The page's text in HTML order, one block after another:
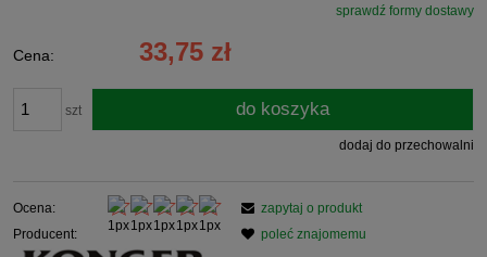
Cena nie zawiera ewentualnych kosztów płatnościsprawdź formy dostawy
Cena: 33,75 zł
szt do koszyka
dodaj do przechowalni
Ocena:
Producent:
zapytaj o produkt
poleć znajomemu